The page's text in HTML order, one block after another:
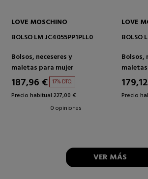
LOVE MOSCHINO
BOLSO LM JC4055PP1PLL0
Bolsos, neceseres y
maletas para mujer
187,96 € 17% DTO.
Precio habitual 227,00 €
0 opiniones
LOVE
BOLSO
Bolsos,
Precio
VER MÁS